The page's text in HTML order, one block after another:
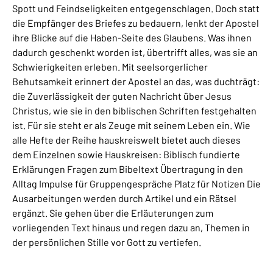
Spott und Feindseligkeiten entgegenschlagen. Doch statt
die Empfänger des Briefes zu bedauern, lenkt der Apostel
ihre Blicke auf die Haben-Seite des Glaubens. Was ihnen
dadurch geschenkt worden ist, übertrifft alles, was sie an
Schwierigkeiten erleben. Mit seelsorgerlicher
Behutsamkeit erinnert der Apostel an das, was duchträgt:
die Zuverlässigkeit der guten Nachricht über Jesus
Christus, wie sie in den biblischen Schriften festgehalten
ist. Für sie steht er als Zeuge mit seinem Leben ein. Wie
alle Hefte der Reihe hauskreiswelt bietet auch dieses
dem Einzelnen sowie Hauskreisen: Biblisch fundierte
Erklärungen Fragen zum Bibeltext Übertragung in den
Alltag Impulse für Gruppengespräche Platz für Notizen Die
Ausarbeitungen werden durch Artikel und ein Rätsel
ergänzt. Sie gehen über die Erläuterungen zum
vorliegenden Text hinaus und regen dazu an, Themen in
der persönlichen Stille vor Gott zu vertiefen.